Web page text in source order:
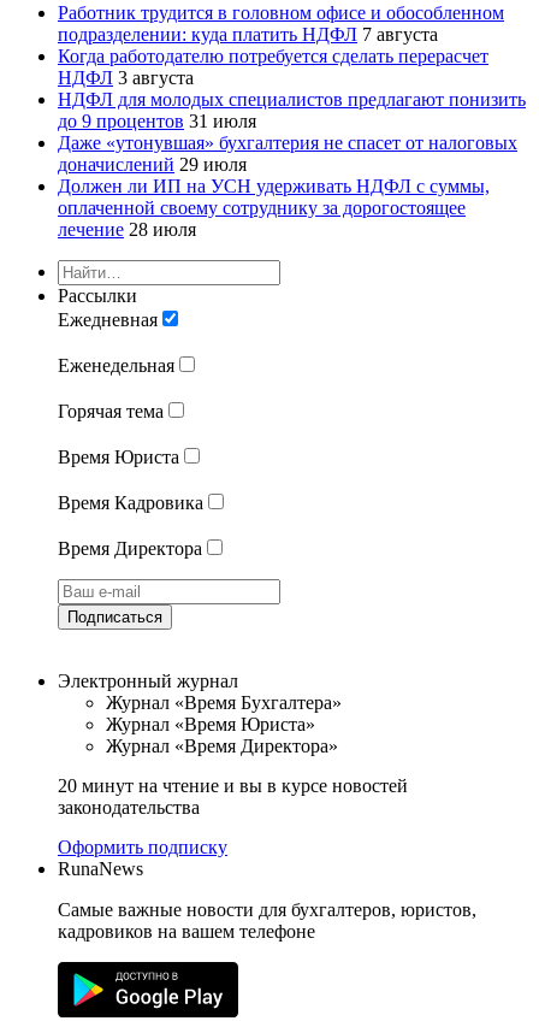
Работник трудится в головном офисе и обособленном
подразделении: куда платить НДФЛ 7 августа
Когда работодателю потребуется сделать перерасчет
НДФЛ 3 августа
НДФЛ для молодых специалистов предлагают понизить
до 9 процентов 31 июля
Даже «утонувшая» бухгалтерия не спасет от налоговых
доначислений 29 июля
Должен ли ИП на УСН удерживать НДФЛ с суммы,
оплаченной своему сотруднику за дорогостоящее
лечение 28 июля
Рассылки
Ежедневная
Еженедельная
Горячая тема
Время Юриста
Время Кадровика
Время Директора
Подписаться
Электронный журнал
Журнал «Время Бухгалтера»
Журнал «Время Юриста»
Журнал «Время Директора»
20 минут на чтение и вы в курсе новостей
законодательства
Оформить подписку
RunaNews
Самые важные новости для бухгалтеров, юристов,
кадровиков на вашем телефоне